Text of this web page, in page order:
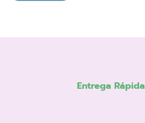
Entrega Rápida